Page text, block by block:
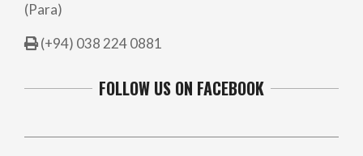
(Para)
(+94) 038 224 0881
FOLLOW US ON FACEBOOK